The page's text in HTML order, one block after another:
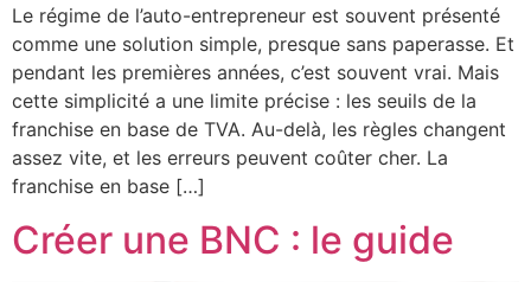
Le régime de l’auto-entrepreneur est souvent présenté
comme une solution simple, presque sans paperasse. Et
pendant les premières années, c’est souvent vrai. Mais
cette simplicité a une limite précise : les seuils de la
franchise en base de TVA. Au-delà, les règles changent
assez vite, et les erreurs peuvent coûter cher. La
franchise en base […]
Créer une BNC : le guide